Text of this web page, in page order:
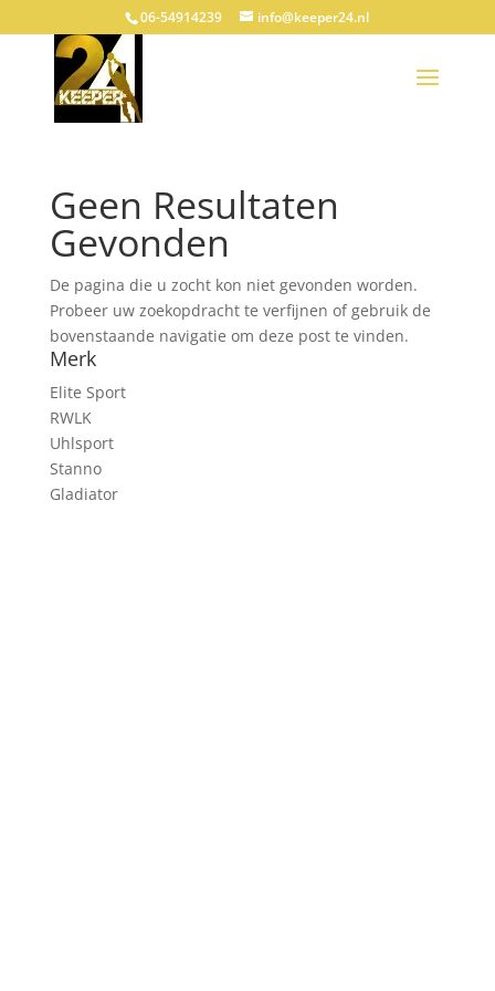
06-54914239 info@keeper24.nl
Geen Resultaten
Gevonden
De pagina die u zocht kon niet gevonden worden.
Probeer uw zoekopdracht te verfijnen of gebruik de
bovenstaande navigatie om deze post te vinden.
Merk
Elite Sport
RWLK
Uhlsport
Stanno
Gladiator